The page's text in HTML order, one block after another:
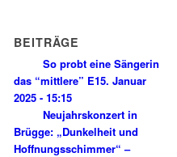
BEITRÄGE
So probt eine Sängerin
das “mittlere” E15. Januar
2025 - 15:15
Neujahrskonzert in
Brügge: „Dunkelheit und
Hoffnungsschimmer“ –